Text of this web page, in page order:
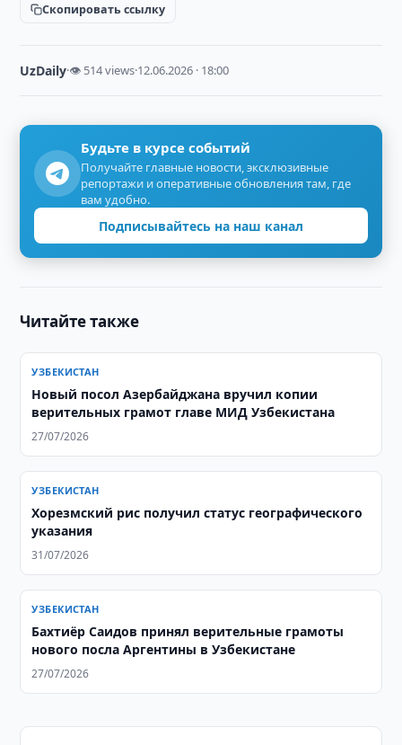
Скопировать ссылку
UzDaily·👁 514 views·12.06.2026 · 18:00
Будьте в курсе событий
Получайте главные новости, эксклюзивные
репортажи и оперативные обновления там, где
вам удобно.
Подписывайтесь на наш канал
Читайте также
УЗБЕКИСТАН
Новый посол Азербайджана вручил копии
верительных грамот главе МИД Узбекистана
27/07/2026
УЗБЕКИСТАН
Хорезмский рис получил статус географического
указания
31/07/2026
УЗБЕКИСТАН
Бахтиёр Саидов принял верительные грамоты
нового посла Аргентины в Узбекистане
27/07/2026